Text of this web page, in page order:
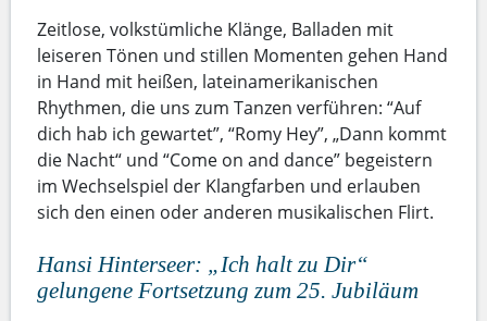
Zeitlose, volkstümliche Klänge, Balladen mit
leiseren Tönen und stillen Momenten gehen Hand
in Hand mit heißen, lateinamerikanischen
Rhythmen, die uns zum Tanzen verführen: “Auf
dich hab ich gewartet”, “Romy Hey”, „Dann kommt
die Nacht“ und “Come on and dance” begeistern
im Wechselspiel der Klangfarben und erlauben
sich den einen oder anderen musikalischen Flirt.
Hansi Hinterseer: „Ich halt zu Dir“
gelungene Fortsetzung zum 25. Jubiläum